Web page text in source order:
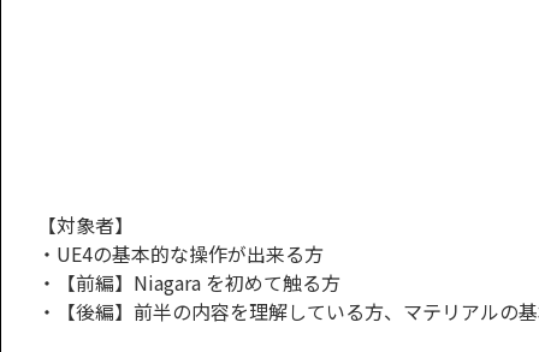
【対象者】
・UE4の基本的な操作が出来る方
・【前編】Niagara を初めて触る方
・【後編】前半の内容を理解している方、マテリアルの